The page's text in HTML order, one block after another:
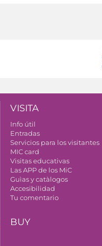
VISITA
Info útil
Entradas
Servicios para los visitantes
MIC card
Visitas educativas
Las APP de los MiC
Guìas y catàlogos
Accesibilidad
Tu comentario
BUY